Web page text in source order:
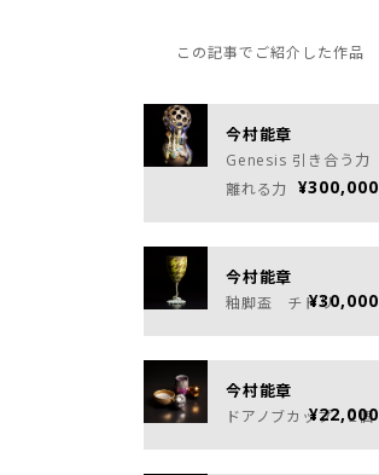
この記事でご紹介した作品
今村能章
Genesis 引き合う力
離れる力
¥300,000
今村能章
釉脚盃 チドリ¥30,000
今村能章
ドアノブカップ 2個
¥22,000